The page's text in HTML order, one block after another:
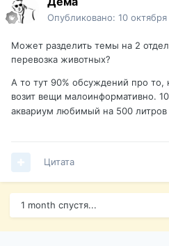
Опубликовано: 10
Может разделить темы на 2
перевозка животных?
А то тут 90% обсуждений про то,
возит вещи малоинформативно.
аквариум любимый на 500
Цитата
1 month спустя...